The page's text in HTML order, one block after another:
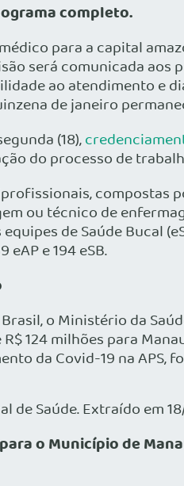
completo.
para a capital
será comunicada
ao atendimento e
de janeiro
(18),
do processo de
compostas
ou técnico de
equipes de Saúde Bucal
eAP e 194 eSB.
o Ministério da
124 milhões para
da Covid-19 na APS,
de Saúde. Extraído em
o Município de